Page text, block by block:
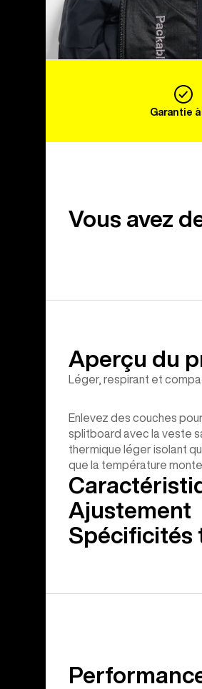
Garantie à
Vous avez
Aperçu du
Léger, respirant et
Enlevez des couches
splitboard avec la veste
thermique léger isolant
que la température
Ajustement
Spécificités